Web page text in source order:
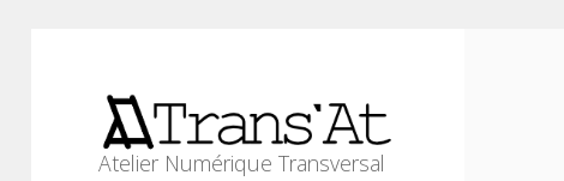
Trans'At
Atelier Numérique Transversal